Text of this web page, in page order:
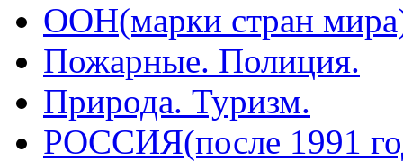
ООН(марки стран
Пожарные. Полиция.
Природа. Туризм.
РОССИЯ(после 1991